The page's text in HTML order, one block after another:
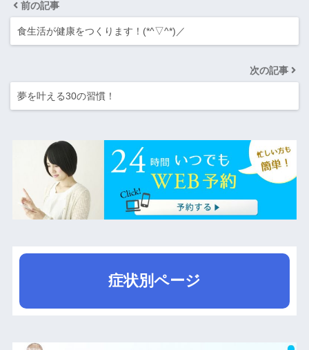
前の記事
食生活が健康をつくります！(*^▽^*)／
次の記事
夢を叶える30の習慣！
症状別ページ